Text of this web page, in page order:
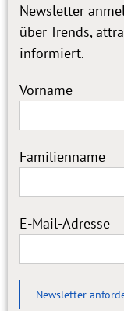
Newsletter
über Trends,
informiert.
Vorname
Familienname
E-Mail-Adresse
Newsletter